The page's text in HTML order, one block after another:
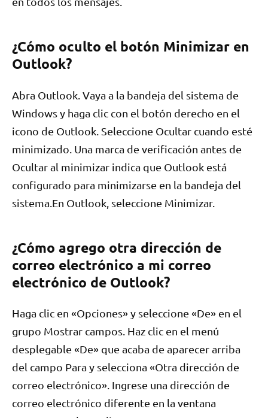
¿Cómo oculto el botón Minimizar en
Outlook?
Abra Outlook. Vaya a la bandeja del sistema de
Windows y haga clic con el botón derecho en el
icono de Outlook. Seleccione Ocultar cuando esté
minimizado. Una marca de verificación antes de
Ocultar al minimizar indica que Outlook está
configurado para minimizarse en la bandeja del
sistema.En Outlook, seleccione Minimizar.
¿Cómo agrego otra dirección de
correo electrónico a mi correo
electrónico de Outlook?
Haga clic en «Opciones» y seleccione «De» en el
grupo Mostrar campos. Haz clic en el menú
desplegable «De» que acaba de aparecer arriba
del campo Para y selecciona «Otra dirección de
correo electrónico». Ingrese una dirección de
correo electrónico diferente en la ventana